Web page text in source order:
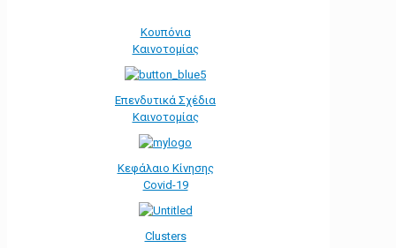
Κουπόνια
Καινοτομίας
Επενδυτικά Σχέδια
Καινοτομίας
Κεφάλαιο Κίνησης
Covid-19
Clusters